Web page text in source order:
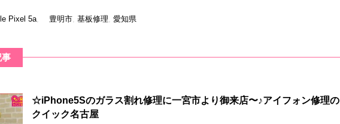
Pixel 5a, 豊明市, 基板修理, 愛知県
事
☆iPhone5Sのガラス割れ修理に一宮市より御来店〜♪アイフォン修理の
クイック名古屋